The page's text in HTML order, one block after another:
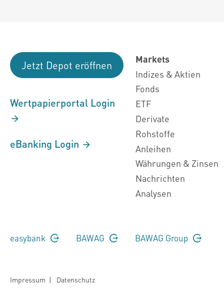
Jetzt Depot eröffnen
Wertpapierportal Login
eBanking Login
Markets
Indizes & Aktien
Fonds
ETF
Derivate
Rohstoffe
Anleihen
Währungen & Zinsen
Nachrichten
Analysen
easybank BAWAG BAWAG Group
Impressum | Datenschutz